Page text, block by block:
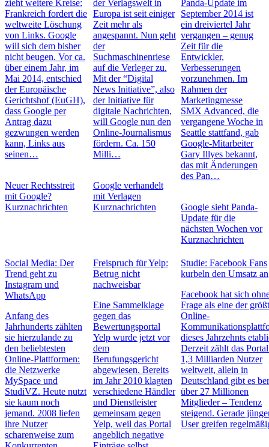
zieht weitere Kreise:
Frankreich fordert die
weltweite Löschung
von Links. Google
will sich dem bisher
nicht beugen. Vor ca.
über einem Jahr, im
Mai 2014, entschied
der Europäische
Gerichtshof (EuGH),
dass Google per
Antrag dazu
gezwungen werden
kann, Links aus
seinen…
Neuer Rechtsstreit
mit Google?
Kurznachrichten
der Verlagswelt in
Europa ist seit einiger
Zeit mehr als
angespannt. Nun geht
der
Suchmaschinenriese
auf die Verleger zu.
Mit der “Digital
News Initiative”, also
der Initiative für
digitale Nachrichten,
will Google nun den
Online-Journalismus
fördern. Ca. 150
Milli…
Google verhandelt
mit Verlagen
Kurznachrichten
Panda-Update im
September 2014 ist
ein dreiviertel Jahr
vergangen – genug
Zeit für die
Entwickler,
Verbesserungen
vorzunehmen. Im
Rahmen der
Marketingmesse
SMX Advanced, die
vergangene Woche in
Seattle stattfand, gab
Google-Mitarbeiter
Gary Illyes bekannt,
das mit Änderungen
des Pan…
Google sieht Panda-
Update für die
nächsten Wochen vor
Kurznachrichten
Social Media: Der
Trend geht zu
Instagram und
WhatsApp
Anfang des
Jahrhunderts zählten
sie hierzulande zu
den beliebtesten
Online-Plattformen:
die Netzwerke
MySpace und
StudiVZ. Heute nutzt
sie kaum noch
jemand. 2008 liefen
ihre Nutzer
scharenweise zum
Freispruch für Yelp:
Betrug nicht
nachweisbar
Eine Sammelklage
gegen das
Bewertungsportal
Yelp wurde jetzt vor
dem
Berufungsgericht
abgewiesen. Bereits
im Jahr 2010 klagten
verschiedene Händler
und Dienstleister
gemeinsam gegen
Yelp, weil das Portal
angeblich negative
Studie: Facebook Fans
kurbeln den Umsatz an
Facebook hat sich
Frage als eine der
Online-
dieses Jahrzehnts
Derzeit zählt das
1,3 Milliarden Nutzer
weltweit, allein in
Deutschland gibt es
über 27 Millionen
Mitglieder – Tendenz
steigend. Gerade
User greifen